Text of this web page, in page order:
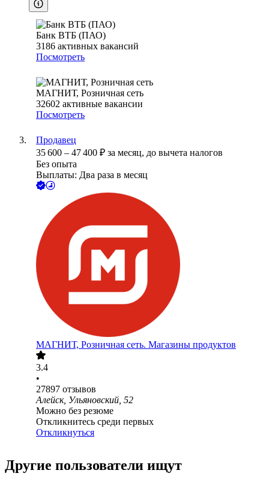
Банк ВТБ (ПАО)
3186 активных вакансий
Посмотреть
МАГНИТ, Розничная сеть
32602 активные вакансии
Посмотреть
Продавец
35 600 – 47 400 ₽ за месяц, до вычета налогов
Без опыта
Выплаты: Два раза в месяц
МАГНИТ, Розничная сеть. Магазины продуктов
3.4
•
27897 отзывов
Алейск, Ульяновский, 52
Можно без резюме
Откликнитесь среди первых
Откликнуться
Другие пользователи ищут